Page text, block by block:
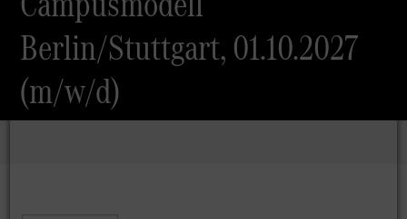
Berlin/Stuttgart, 01.10.2027
(m/w/d)